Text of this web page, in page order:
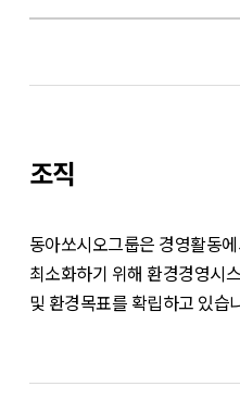
조직
동아쏘시오그룹은 경영활동
최소화하기 위해 환경경영시
및 환경목표를 확립하고 있습